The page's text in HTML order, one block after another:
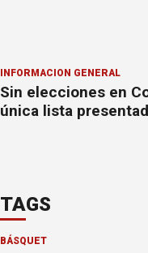
INFORMACION GENERAL
Sin elecciones en
única lista
TAGS
BÁSQUET